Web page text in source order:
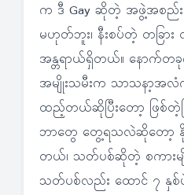
က ဒီ Gay ဆိုတဲ့ အဖွဲ့အစည်
မဟုတ်ဘူး၊ နီးစပ်တဲ့ တခြာ
အန္တရာယ်ရှိတယ်။ နောက်တခုက
အမျိုးသမီးက သာသနာ့အ
ထည့်တယ်ဆိုပြီးတော့ ဖြစ်တဲ့
ဘာတွေ တွေ့ရသလဲဆိုတော့ နိုင်
တယ်၊ သတ်ပစ်ဆိုတဲ့ စကားမ
သတ်ပစ်လည်း ထောင် ၇ နှစ်